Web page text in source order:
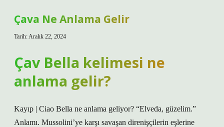
Çava Ne Anlama Gelir
Tarih: Aralık 22, 2024
Çav Bella kelimesi ne
anlama gelir?
Kayıp | Ciao Bella ne anlama geliyor? “Elveda, güzelim.”
Anlamı. Mussolini’ye karşı savaşan direnişçilerin eşlerine